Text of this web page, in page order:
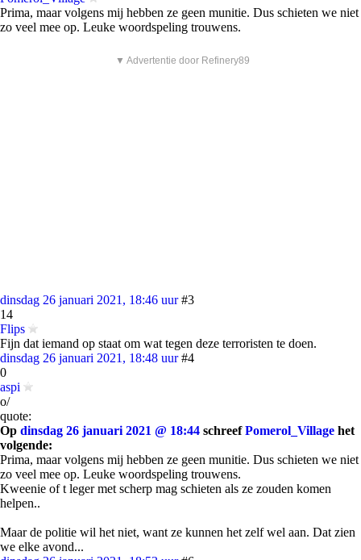
Prima, maar volgens mij hebben ze geen munitie. Dus schieten we niet
zo veel mee op. Leuke woordspeling trouwens.
▼ Advertentie door Refinery89
dinsdag 26 januari 2021, 18:46 uur #3
14
Flips
Fijn dat iemand op staat om wat tegen deze terroristen te doen.
dinsdag 26 januari 2021, 18:48 uur #4
0
aspi
o/
quote:
Op dinsdag 26 januari 2021 @ 18:44 schreefPomerol_Village het
volgende:
Prima, maar volgens mij hebben ze geen munitie. Dus schieten we niet
zo veel mee op. Leuke woordspeling trouwens.
Kweenie of t leger met scherp mag schieten als ze zouden komen
helpen..
Maar de politie wil het niet, want ze kunnen het zelf wel aan. Dat zien
we elke avond...